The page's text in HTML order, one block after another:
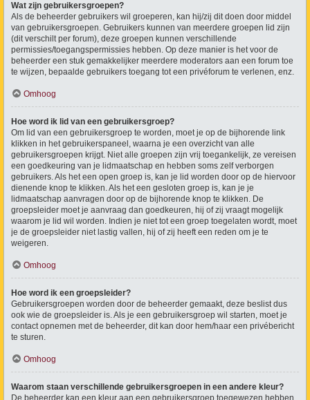
Wat zijn gebruikersgroepen?
Als de beheerder gebruikers wil groeperen, kan hij/zij dit doen door middel
van gebruikersgroepen. Gebruikers kunnen van meerdere groepen lid zijn
(dit verschilt per forum), deze groepen kunnen verschillende
permissies/toegangspermissies hebben. Op deze manier is het voor de
beheerder een stuk gemakkelijker meerdere moderators aan een forum toe
te wijzen, bepaalde gebruikers toegang tot een privéforum te verlenen, enz.
Omhoog
Hoe word ik lid van een gebruikersgroep?
Om lid van een gebruikersgroep te worden, moet je op de bijhorende link
klikken in het gebruikerspaneel, waarna je een overzicht van alle
gebruikersgroepen krijgt. Niet alle groepen zijn vrij toegankelijk, ze vereisen
een goedkeuring van je lidmaatschap en hebben soms zelf verborgen
gebruikers. Als het een open groep is, kan je lid worden door op de hiervoor
dienende knop te klikken. Als het een gesloten groep is, kan je je
lidmaatschap aanvragen door op de bijhorende knop te klikken. De
groepsleider moet je aanvraag dan goedkeuren, hij of zij vraagt mogelijk
waarom je lid wil worden. Indien je niet tot een groep toegelaten wordt, moet
je de groepsleider niet lastig vallen, hij of zij heeft een reden om je te
weigeren.
Omhoog
Hoe word ik een groepsleider?
Gebruikersgroepen worden door de beheerder gemaakt, deze beslist dus
ook wie de groepsleider is. Als je een gebruikersgroep wil starten, moet je
contact opnemen met de beheerder, dit kan door hem/haar een privébericht
te sturen.
Omhoog
Waarom staan verschillende gebruikersgroepen in een andere kleur?
De beheerder kan een kleur aan een gebruikersgroep toegewezen hebben,